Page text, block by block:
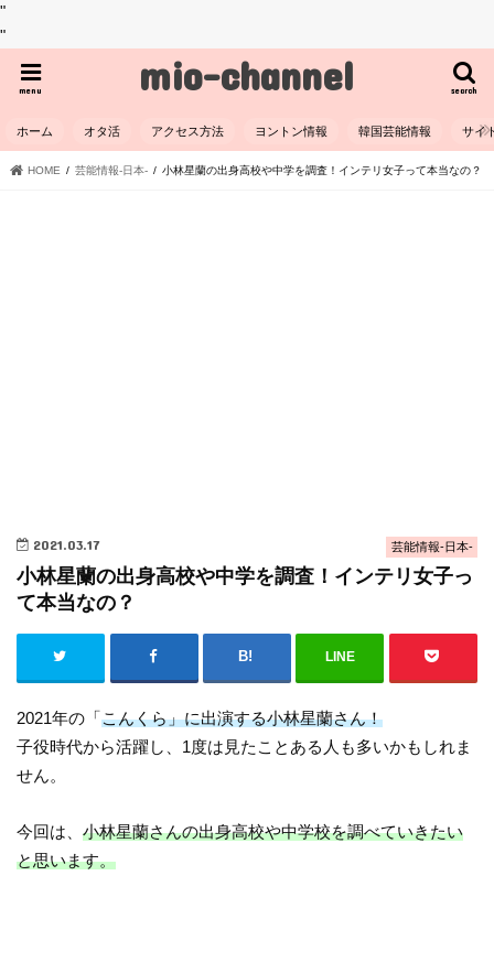
"
"
mio-channel search
menu
ホーム オタ活 アクセス方法 ヨントン情報 韓国芸能情報 サイ
HOME 芸能情報-日本- 小林星蘭の出身高校や中学を調査！インテリ女子って本当なの？
芸能情報-日本-
2021.03.17
小林星蘭の出身高校や中学を調査！インテリ女子っ
て本当なの？
LINE
2021年の「こんくら」に出演する小林星蘭さん！
子役時代から活躍し、1度は見たことある人も多いかもしれま
せん。
今回は、小林星蘭さんの出身高校や中学校を調べていきたい
と思います。